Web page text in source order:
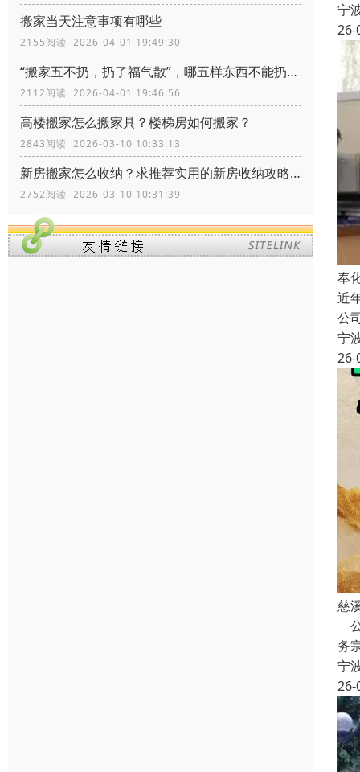
搬家当天注意事项有哪些
2155阅读 2026-04-01 19:49:30
“搬家五不扔，扔了福气散”，哪五样东西不能扔？留着有什么价值
2112阅读 2026-04-01 19:46:56
高楼搬家怎么搬家具？楼梯房如何搬家？
2843阅读 2026-03-10 10:33:13
新房搬家怎么收纳？求推荐实用的新房收纳攻略！
2752阅读 2026-03-10 10:31:39
宁
26-
奉
近
公
宁
26-
慈
务
宁
26-